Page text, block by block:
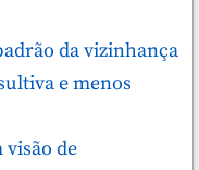
da vizinhança
e menos
visão de